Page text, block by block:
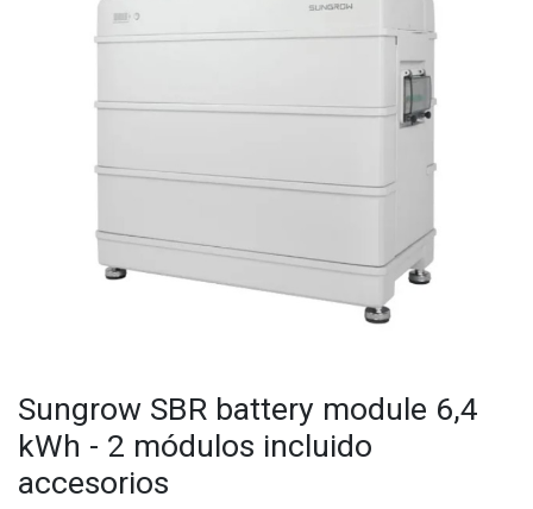
Sungrow SBR battery module 6,4
kWh - 2 módulos incluido
accesorios